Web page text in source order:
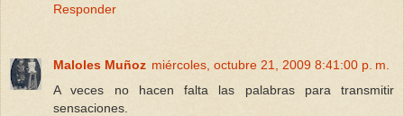
Responder
Maloles Muñoz miércoles, octubre 21, 2009 8:41:00 p. m.
A veces no hacen falta las palabras para transmitir
sensaciones.